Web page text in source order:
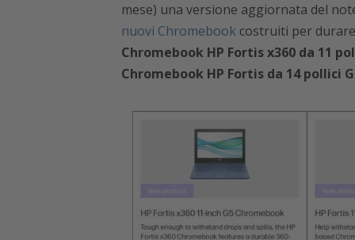
mese) una versione aggiornata del
nuovi Chromebookcostruiti per
Chromebook HP Fortis x360 da 11
Chromebook HP Fortis da 14 pollici